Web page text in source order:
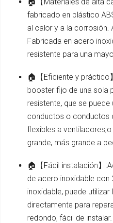
fabricado en plástico
al calor y a la corrosión.
Fabricada en acero
resistente para una
🏠【Eficiente y práctico
booster fijo de una sola
resistente, que se
conductos o conductos
flexibles a
grande, más grande a
🏠【Fácil instalación】
de acero inoxidable con
inoxidable, puede
directamente para
redondo, fácil de instalar.